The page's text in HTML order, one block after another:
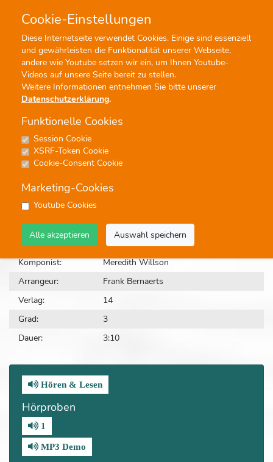
Cookie-Einstellungen
Diese Internetseite verwendet Cookies. Einige sind essenziell
und gewährleisten die Funktionalität unserer Webseite,
andere wie Youtube setzen wir ein, um Ihnen Youtube-
Videos auf unsere Seite bereit zu stellen.
Weitere Informationen entnehmen Sie bitte unserer
Datenschutzerklärung.
Funktionelle Cookies
Session Cookie
XSRF-Token Cookie
Cookie-Consent Cookie
Marketing-Cookies
Youtube Cookies
Alle akzeptieren Auswahl speichern
Menü Profisuche
Noten
It´s Beginning To Look Like
Christmas
#Konzert #Weihnachten
Bestellnummer:
11895
Komponist:
Meredith Willson
Arrangeur:
Frank Bernaerts
Verlag:
14
Grad:
3
Dauer:
3:10
Hören & Lesen
Hörproben
1
MP3 Demo